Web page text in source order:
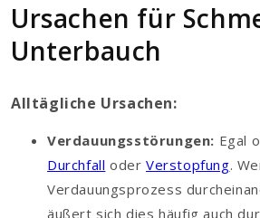
Ursachen für
Unterbauch
Alltägliche Ursachen:
Verdauungsstörungen: Egal
Durchfall oderVerstopfung.
Verdauungsprozess
äußert sich dies häufig auch